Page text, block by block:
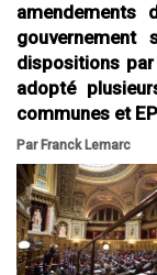
gouvernement
dispositions
adopté
communes et
Par Franck Lemarc